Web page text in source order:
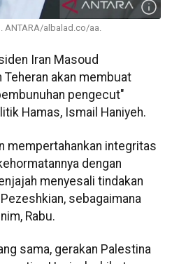
ANTARA/albalad.co/aa.
Iran Masoud
akan membuat
pengecut"
Hamas, Ismail Haniyeh.
mempertahankan integritas
dengan
menyesali tindakan
sebagaimana
Rabu.
sama, gerakan Palestina